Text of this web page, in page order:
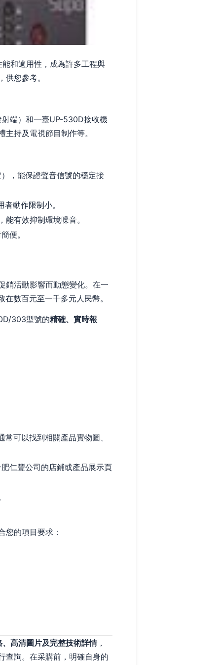
和適用性，成為許多工程與
您參考。
端）和一臺UP-530D接收機
持及電視節目制作等。
，能保證聲音信號的穩定接
動作限制小。
有效抑制環境噪音。
便。
銷活動影響而動態變化。在一
數百元至一千多元人民幣。
303型號的精確、實時報
可以找到相關產品實物圖、
仁豐公司的店鋪或產品展示頁
您的項目要求：
、高清圖片及完整技術詳情，
查詢。在采購前，明確自身的